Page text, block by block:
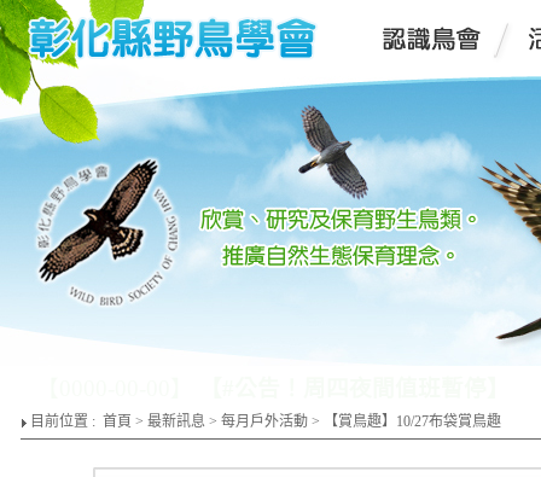
目前位置 : 首頁 >最新訊息 >每月戶外活動 > 【賞鳥趣】10/27布袋賞鳥趣